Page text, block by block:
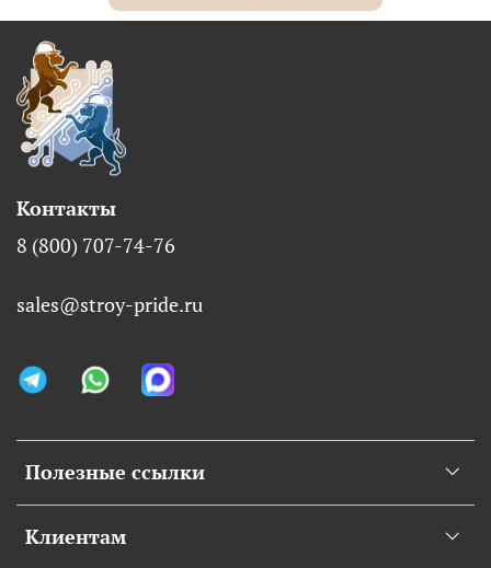
Полезные ссылки
Клиентам
Контакты
8 (800) 707-74-76
sales@stroy-pride.ru